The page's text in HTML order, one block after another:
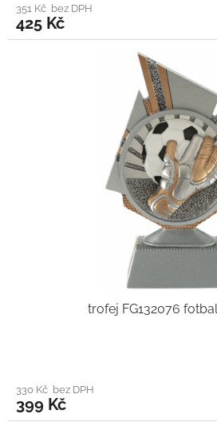
351 Kč bez DPH
425 Kč
trofej FG132076
330 Kč bez DPH
399 Kč